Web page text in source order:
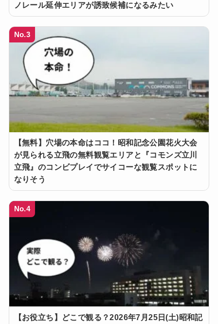
ノレール延伸エリアが誘致候補になるみたい
No.3
【無料】穴場の本命はココ！昭和記念公園花火大会
が見られる立飛の無料観覧エリアと『コモンズ立川
立飛』のコンビプレイでサイコーな観覧スポットに
なりそう
No.4
【お役立ち】どこで観る？2026年7月25日(土)昭和記